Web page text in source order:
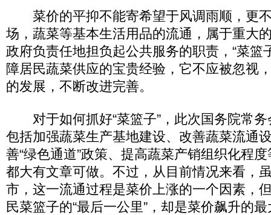
菜价的平抑不能寄希望于风调雨顺，更
场，蔬菜等基本生活用品的流通，属于重大
政府负责任地担负起公共服务的职责，“菜篮
障居民蔬菜供应的宝贵经验，它不应被忽视
的发展，不断改进完善。
对于如何抓好“菜篮子”，此次国务院常务
包括加强蔬菜生产基地建设、改善蔬菜流通
善“绿色通道”政策、提高蔬菜产销组织化程
都大有文章可做。不过，从目前情况来看，
市，这一流通过程是菜价上涨的一个因素，
民菜篮子的“最后一公里”，却是菜价飙升的